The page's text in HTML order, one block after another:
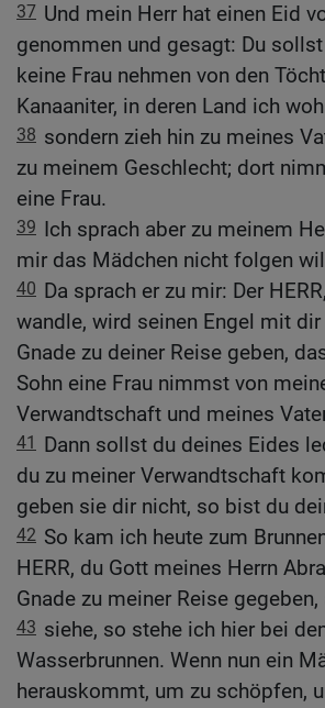
37 Und mein Herr hat einen Eid
genommen und gesagt: Du
keine Frau nehmen von den
Kanaaniter, in deren Land ich
38 sondern zieh hin zu meines
zu meinem Geschlecht; dort
eine Frau.
39 Ich sprach aber zu meinem
mir das Mädchen nicht folgen
40 Da sprach er zu mir: Der
wandle, wird seinen Engel mit dir
Gnade zu deiner Reise geben,
Sohn eine Frau nimmst von
Verwandtschaft und meines
41
Dann sollst du deines Eides
du zu meiner Verwandtschaft
geben sie dir nicht, so bist du
42 So kam ich heute zum
HERR, du Gott meines Herrn
Gnade zu meiner Reise
43 siehe, so stehe ich hier bei
Wasserbrunnen. Wenn nun ein
herauskommt, um zu schöpfen,